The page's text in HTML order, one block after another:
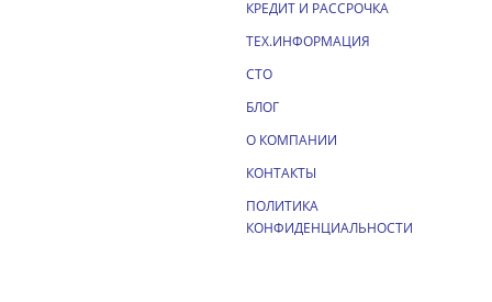
КРЕДИТ И РАССРОЧКА
ТЕХ.ИНФОРМАЦИЯ
СТО
БЛОГ
О КОМПАНИИ
КОНТАКТЫ
ПОЛИТИКА
КОНФИДЕНЦИАЛЬНОСТИ